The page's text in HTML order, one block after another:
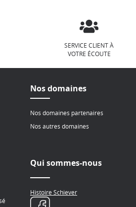
SERVICE CLIENT À
VOTRE ÉCOUTE
Nos domaines
Nos domaines partenaires
Nos autres domaines
Qui sommes-nous
Histoire Schiever